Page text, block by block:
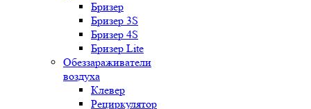
Бризер
Бризер 3S
Бризер 4S
Бризер Lite
Обеззараживатели
воздуха
Клевер
Рециркулятор